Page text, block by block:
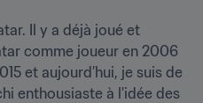
Il y a déjà joué et
comme joueur en 2006
et aujourd’hui, je suis de
enthousiaste à l'idée des